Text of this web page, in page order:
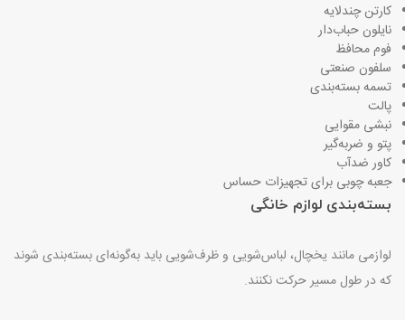
کارتن چندلایه
نایلون حباب‌دار
فوم محافظ
سلفون صنعتی
تسمه بسته‌بندی
پالت
نبشی مقوایی
پتو و ضربه‌گیر
کاور ضدآب
جعبه چوبی برای تجهیزات حساس
بسته‌بندی لوازم خانگی
لوازمی مانند یخچال، لباس‌شویی و ظرف‌شویی باید به‌گونه‌ای بسته‌بندی شوند
که در طول مسیر حرکت نکنند.